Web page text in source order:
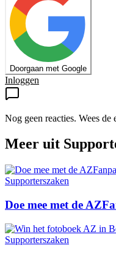
Doorgaan met Google
Inloggen
Nog geen reacties. Wees de
Meer uit
Supporterszaken
Doe mee met de
Supporterszaken